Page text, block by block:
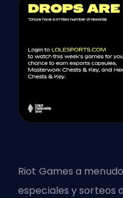
Riot Games a
especiales y sorteos